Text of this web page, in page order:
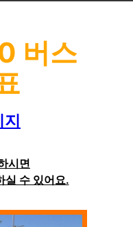
버스
지
시면
실 수 있어요.